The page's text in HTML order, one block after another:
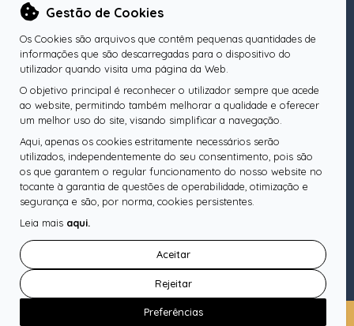
Gestão de Cookies
Os Cookies são arquivos que contêm pequenas quantidades de
informações que são descarregadas para o dispositivo do
utilizador quando visita uma página da Web.
O objetivo principal é reconhecer o utilizador sempre que acede
ao website, permitindo também melhorar a qualidade e oferecer
um melhor uso do site, visando simplificar a navegação.
Aqui, apenas os cookies estritamente necessários serão
utilizados, independentemente do seu consentimento, pois são
os que garantem o regular funcionamento do nosso website no
tocante à garantia de questões de operabilidade, otimização e
segurança e são, por norma, cookies persistentes.
Leia mais aqui.
Aceitar
Rejeitar
Preferências
NEWSLETTER
Subscreva a nossa Newsletter OK
SIGA-NOS
Copyright © Ordem dos Notários